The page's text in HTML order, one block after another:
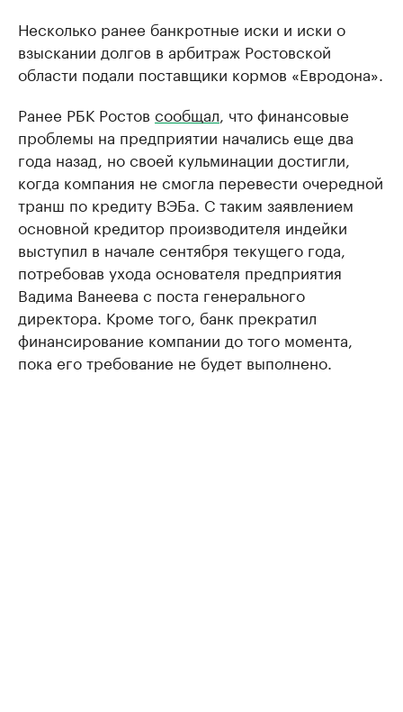
Несколько ранее банкротные иски и иски о
взыскании долгов в арбитраж Ростовской
области подали поставщики кормов «Евродона».
Ранее РБК Ростов сообщал, что финансовые
проблемы на предприятии начались еще два
года назад, но своей кульминации достигли,
когда компания не смогла перевести очередной
транш по кредиту ВЭБа. С таким заявлением
основной кредитор производителя индейки
выступил в начале сентября текущего года,
потребовав ухода основателя предприятия
Вадима Ванеева с поста генерального
директора. Кроме того, банк прекратил
финансирование компании до того момента,
пока его требование не будет выполнено.